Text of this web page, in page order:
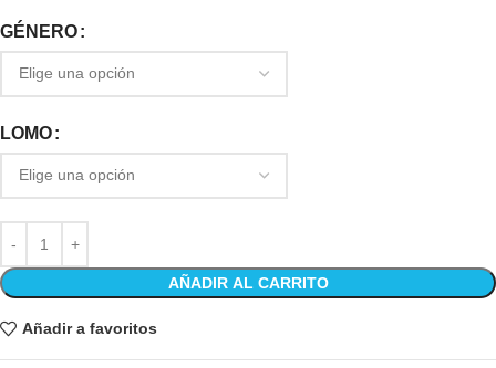
GÉNERO
LOMO
AÑADIR AL CARRITO
Añadir a favoritos